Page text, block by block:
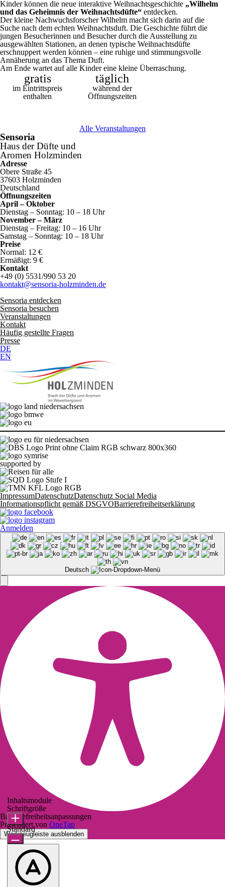
Kinder können die neue interaktive Weihnachtsgeschichte „Wilhelm
und das Geheimnis der Weihnachtsdüfte“ entdecken.
Der kleine Nachwuchsforscher Wilhelm macht sich darin auf die
Suche nach dem echten Weihnachtsduft. Die Geschichte führt die
jungen Besucherinnen und Besucher durch die Ausstellung zu
ausgewählten Stationen, an denen typische Weihnachtsdüfte
erschnuppert werden können – eine ruhige und stimmungsvolle
Annäherung an das Thema Duft.
Am Ende wartet auf alle Kinder eine kleine Überraschung.
gratis
im Eintrittspreis
enthalten
täglich
während der
Öffnungszeiten
Alle Veranstaltungen
Sensoria
Haus der Düfte und
Aromen Holzminden
Adresse
Obere Straße 45
37603 Holzminden
Deutschland
Öffnungszeiten
April – Oktober
Dienstag – Sonntag: 10 – 18 Uhr
November – März
Dienstag – Freitag: 10 – 16 Uhr
Samstag – Sonntag: 10 – 18 Uhr
Preise
Normal: 12 €
Ermäßigt: 9 €
Kontakt
+49 (0) 5531/990 53 20
kontakt@sensoria-holzminden.de
Sensoria entdecken
Sensoria besuchen
Veranstaltungen
Kontakt
Häufig gestellte Fragen
Presse
DE
EN
supported by
ImpressumDatenschutzDatenschutz Social Media
Informationspflicht gemäß DSGVOBarrierefreiheitserklärung
Anmelden
Deutsch
Barrierefreiheitsanpassungen
Präsentiert von OneTap
Werkzeugleiste ausblenden
Inhaltsmodule
Schriftgröße
Standard